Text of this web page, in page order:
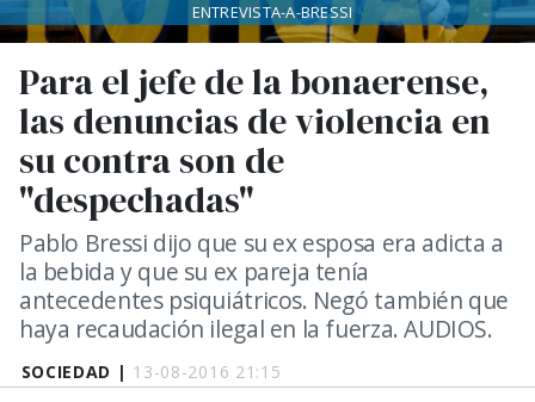
SOCIEDAD | 13-08-2016 21:15
Para el jefe de la bonaerense,
las denuncias de violencia en
su contra son de
"despechadas"
Pablo Bressi dijo que su ex esposa era adicta a
la bebida y que su ex pareja tenía
antecedentes psiquiátricos. Negó también que
haya recaudación ilegal en la fuerza. AUDIOS.
ENTREVISTA-A-BRESSI